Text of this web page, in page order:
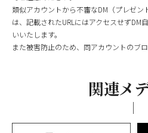
類似アカウントから不審なDM（プレゼ
は、記載されたURLにはアクセスせずDM
いいたします。
また被害防止のため、同アカウントのブ
関連メ